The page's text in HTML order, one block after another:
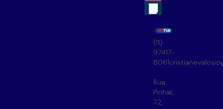
(11)
97417-
8061
Rua
Pinhal,
72,